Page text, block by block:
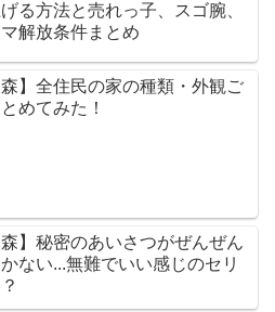
る方法と売れっ子、スゴ腕、
解放条件まとめ
森】全住民の家の種類・外観ご
めてみた！
森】秘密のあいさつがぜんぜん
ない...無難でいい感じのセリ